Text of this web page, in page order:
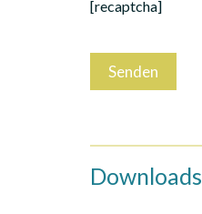
[recaptcha]
Downloads